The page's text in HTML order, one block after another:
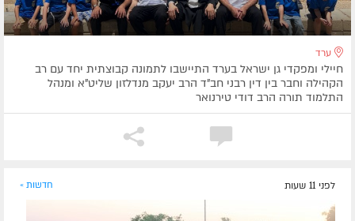
ערד
חיילי ומפקדי גן ישראל בערד התיישבו לתמונה קבוצתית יחד עם רב
הקהילה וחבר בין דין רבני חב"ד הרב יעקב מנדלזון שליט"א ומנהל
התלמוד תורה הרב דודי טירנואר
לפני 11 שעות חדשות »